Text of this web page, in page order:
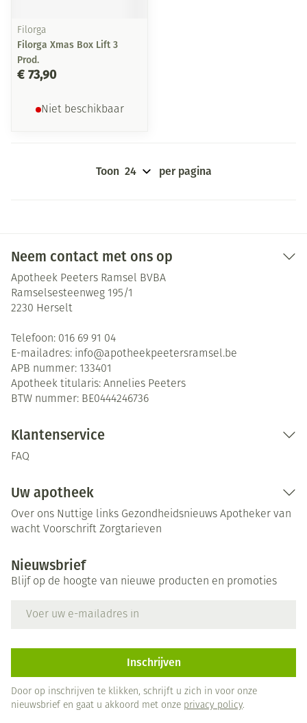
Filorga
Filorga Xmas Box Lift 3
Prod.
€ 73,90
Niet beschikbaar
Toon per pagina
Neem contact met ons op
Apotheek Peeters Ramsel BVBA
Ramselsesteenweg 195/1
2230 Herselt
Telefoon: 016 69 91 04
E-mailadres: info@apotheekpeetersramsel.be
APB nummer: 133401
Apotheek titularis: Annelies Peeters
BTW nummer: BE0444246736
Klantenservice
FAQ
Uw apotheek
Over ons Nuttige links Gezondheidsnieuws Apotheker van
wacht Voorschrift Zorgtarieven
Nieuwsbrief
Blijf op de hoogte van nieuwe producten en promoties
Inschrijven
Door op inschrijven te klikken, schrijft u zich in voor onze
nieuwsbrief en gaat u akkoord met onze privacy policy.